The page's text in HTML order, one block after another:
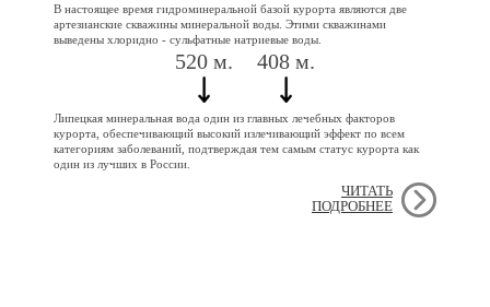
В настоящее время гидроминеральной базой курорта являются две
артезианские скважины минеральной воды. Этими скважинами
выведены хлоридно - сульфатные натриевые воды.
520 м. 408 м.
Липецкая минеральная вода один из главных лечебных факторов
курорта, обеспечивающий высокий излечивающий эффект по всем
категориям заболеваний, подтверждая тем самым статус курорта как
один из лучших в России.
ЧИТАТЬ
ПОДРОБНЕЕ